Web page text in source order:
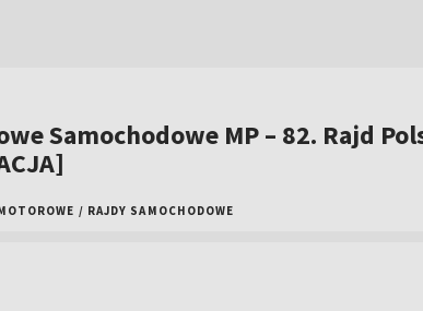
Samochodowe MP – 82. Rajd
/ RAJDY SAMOCHODOWE